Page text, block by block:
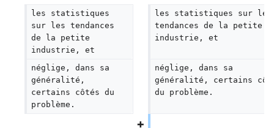
les statistiques
sur les tendances
de la petite
industrie, et
les statistiques sur
tendances de la petite
industrie, et
néglige, dans sa
généralité,
certains côtés du
problème.
néglige, dans sa
généralité, certains
du problème.